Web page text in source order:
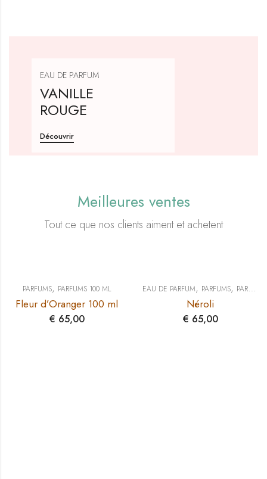
EAU DE PARFUM
VANILLE
ROUGE
Découvrir
Meilleures ventes
Tout ce que nos clients aiment et achetent
PARFUMS, PARFUMS 100 ML
Fleur d’Oranger 100 ml
€ 65,00
EAU DE PARFUM, PARFUMS, PARFUMS 100 ML
Néroli
€ 65,00